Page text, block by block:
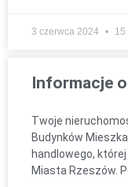
3 czerwca 2024 15
Informacje
Twoje
Budynków
handlowego,
Miasta Rzeszów.